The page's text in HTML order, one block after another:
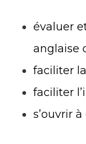
évaluer
anglaise
faciliter
faciliter
s’ouvrir